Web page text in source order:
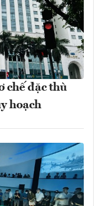
chế đặc thù
hoạch